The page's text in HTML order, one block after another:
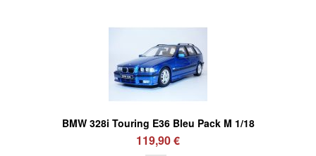
BMW 328i Touring E36 Bleu Pack M 1/18
119,90 €